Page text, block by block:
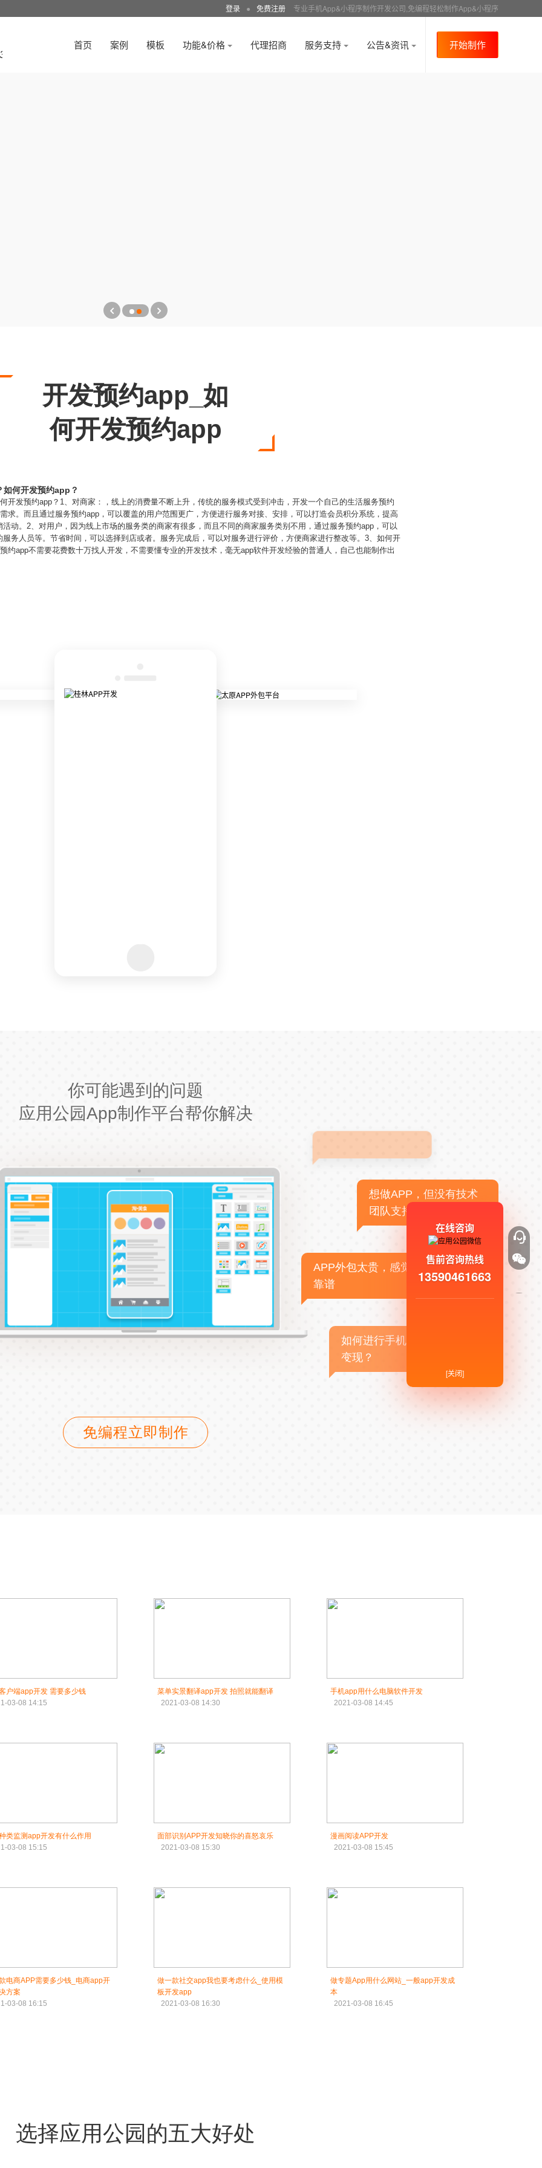
登录 ● 免费注册 专业手机App&小程序制作开发公司,免编程轻松制作App&小程序
首页 案例 模板 功能&价格 代理招商 服务支持 公告&资讯 开始制作
开发预约app_如
何开发预约app
何开发预约app？
开发预约app？1、对商家：，线上的消费量不断上升，传统的服务模式受到冲击，开发一个自己的生活服务预约
求。而且通过服务预约app，可以覆盖的用户范围更广，方便进行服务对接、安排，可以打造会员积分系统，提高
动。2、对用户，因为线上市场的服务类的商家有很多，而且不同的商家服务类别不用，通过服务预约app，可以
务人员等。节省时间，可以选择到店或者。服务完成后，可以对服务进行评价，方便商家进行整改等。3、如何开
约app不需要花费数十万找人开发，不需要懂专业的开发技术，毫无app软件开发经验的普通人，自己也能制作出
你可能遇到的问题
应用公园App制作平台帮你解决
想做APP，但没有技术
团队支持
APP外包太贵，感觉不
靠谱
如何进行手机APP商业
变现？
免编程立即制作
户端app开发 需要多少钱
03-08 14:15
菜单实景翻译app开发 拍照就能翻译
2021-03-08 14:30
手机app用什么电脑软件开发
2021-03-08 14:45
类监测app开发有什么作用
03-08 15:15
面部识别APP开发知晓你的喜怒哀乐
2021-03-08 15:30
漫画阅读APP开发
2021-03-08 15:45
电商APP需要多少钱_电商app开
方案
03-08 16:15
做一款社交app我也要考虑什么_使用模
板开发app
2021-03-08 16:30
做专题App用什么网站_一般app开发成
本
2021-03-08 16:45
选择应用公园的五大好处
在线咨询
售前咨询热线
13590461663
[关闭]